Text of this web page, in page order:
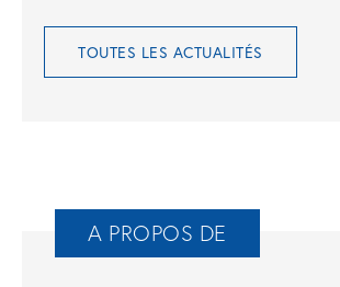
TOUTES LES ACTUALITÉS
A PROPOS DE